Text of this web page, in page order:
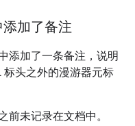
加了备注
添加了一条备注，说明
标头之外的漫游器元标
前未记录在文档中。